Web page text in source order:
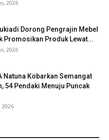
2026
Dorong Pengrajin Mebel
Promosikan Produk Lewat...
2026
Natuna Kobarkan Semangat
54 Pendaki Menuju Puncak
2026